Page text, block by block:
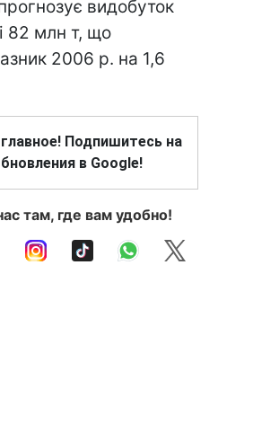
видобуток
82 млн т, що
2006 р. на 1,6
Подпишитесь на
в Google!
там, где вам удобно!